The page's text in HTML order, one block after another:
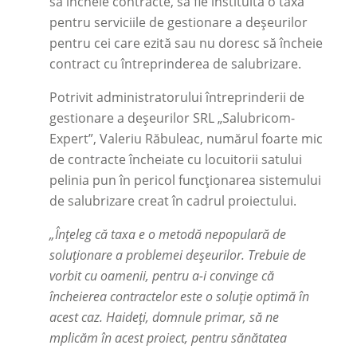
pentru serviciile de gestionare a deșeurilor
pentru cei care ezită sau nu doresc să încheie
contract cu întreprinderea de salubrizare.
Potrivit administratorului întreprinderii de
gestionare a deșeurilor SRL „Salubricom-
Expert”, Valeriu Răbuleac, numărul foarte mic
de contracte încheiate cu locuitorii satului
pelinia pun în pericol funcționarea sistemului
de salubrizare creat în cadrul proiectului.
„Înțeleg că taxa e o metodă nepopulară de
soluționare a problemei deșeurilor. Trebuie de
vorbit cu oamenii, pentru a-i convinge că
încheierea contractelor este o soluție optimă în
acest caz. Haideți, domnule primar, să ne
mplicăm în acest proiect, pentru sănătatea